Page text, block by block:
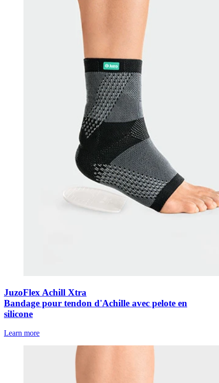
JuzoFlex Achill Xtra
Bandage pour tendon d'Achille avec pelote en
silicone
Learn more